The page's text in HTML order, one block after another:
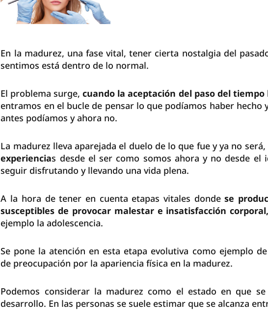
En la madurez, una fase vital, tener cierta nostalgia del
sentimos está dentro de lo normal.
El problema surge,cuando la aceptación del paso del
entramos en el bucle de pensar lo que podíamos haber hecho
antes podíamos y ahora no.
La madurez lleva aparejada el duelo de lo que fue y ya no será,
experiencias desde el ser como somos ahora y no desde el
seguir disfrutando y llevando una vida plena.
A la hora de tener en cuenta etapas vitales dondese
susceptibles de provocar malestar e insatisfacción corporal,
ejemplo la adolescencia.
Se pone la atención en esta etapa evolutiva como ejemplo
de preocupación por la apariencia física en la madurez.
Podemos considerar la madurez como el estado en que
desarrollo. En las personas se suele estimar que se alcanza